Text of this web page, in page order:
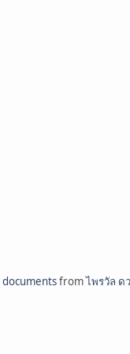
documentsfromไพรวัล ด